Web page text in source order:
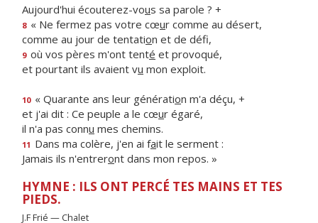
Aujourd'hui écouterez-vous sa parole ? +
8 « Ne fermez pas votre cœur comme au désert,
comme au jour de tentation et de défi,
9 où vos pères m'ont tenté et provoqué,
et pourtant ils avaient vu mon exploit.
10 « Quarante ans leur génération m'a déçu, +
et j'ai dit : Ce peuple a le cœur égaré,
il n'a pas connu mes chemins.
11 Dans ma colère, j'en ai fait le serment :
Jamais ils n'entreront dans mon repos. »
HYMNE : ILS ONT PERCÉ TES MAINS ET TES
PIEDS.
J.F Frié — Chalet